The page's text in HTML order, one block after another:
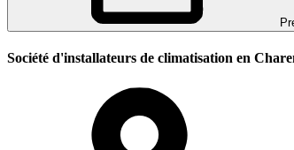
Société d'installateurs de climatisation en